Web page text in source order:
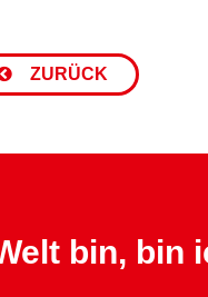
ZURÜCK
bin, bin